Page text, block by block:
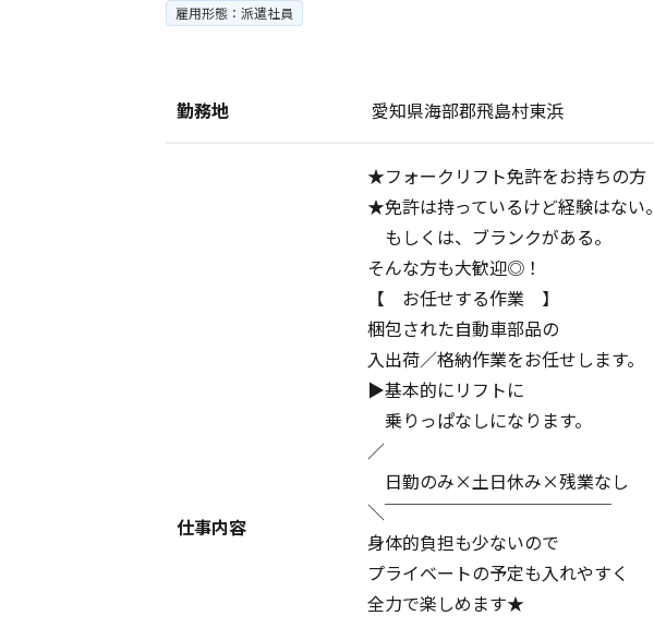
雇用形態：派遣社員
勤務地 愛知県海部郡飛島村東浜
仕事内容
★フォークリフト免許をお持ちの方
★免許は持っているけど経験はない。
もしくは、ブランクがある。
そんな方も大歓迎◎！
【 お任せする作業 】
梱包された自動車部品の
入出荷／格納作業をお任せします。
▶基本的にリフトに
乗りっぱなしになります。
／
日勤のみ×土日休み×残業なし
＼￣￣￣￣￣￣￣￣￣￣￣￣￣
身体的負担も少ないので
プライベートの予定も入れやすく
全力で楽しめます★